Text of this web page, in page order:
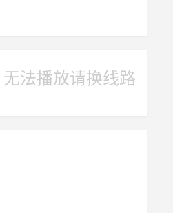
无法播放请换线路
就说过：